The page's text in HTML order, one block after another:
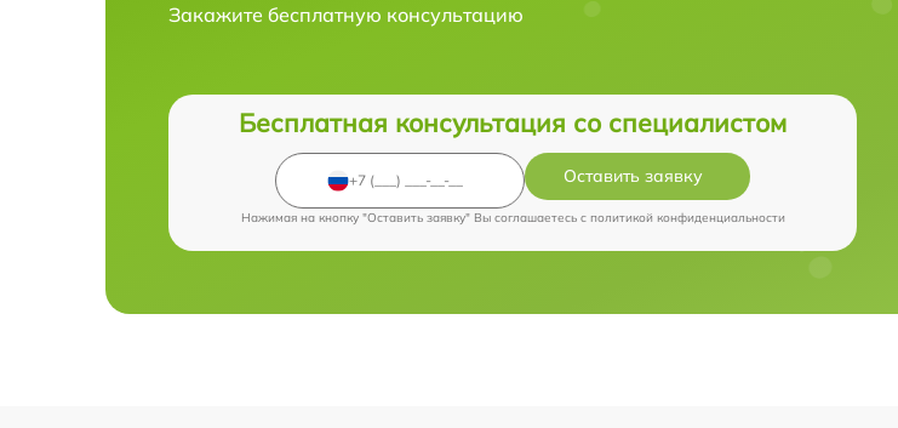
Закажите бесплатную консультацию
Бесплатная консультация со специалистом
Оставить заявку
Нажимая на кнопку "Оставить заявку" Вы соглашаетесь c политикой конфиденциальности